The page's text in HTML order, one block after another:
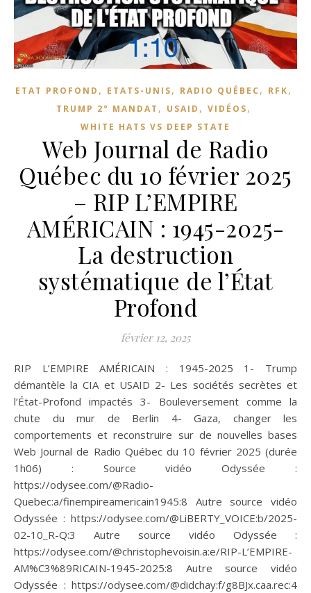
ETAT PROFOND , ETATS-UNIS, RADIO QUÉBEC , RFK,
TRUMP 2° MANDAT , USAID , VIDÉOS,
WHITE HATS VS DEEP STATE
Web Journal de Radio
Québec du 10 février 2025
– RIP L’EMPIRE
AMÉRICAIN : 1945-2025-
La destruction
systématique de l’État
Profond
février 12, 2025
RIP L’EMPIRE AMÉRICAIN : 1945-2025 1- Trump
démantèle la CIA et USAID 2- Les sociétés secrètes et
l’État-Profond impactés 3- Bouleversement comme la
chute du mur de Berlin 4- Gaza, changer les
comportements et reconstruire sur de nouvelles bases
Web Journal de Radio Québec du 10 février 2025 (durée
1h06) : Source vidéo Odyssée :
https://odysee.com/@Radio-
Quebec:a/finempireamericain1945:8 Autre source vidéo
Odyssée : https://odysee.com/@LiBERTY_VOICE:b/2025-
02-10_R-Q:3 Autre source vidéo Odyssée :
https://odysee.com/@christophevoisin.a:e/RIP-L’EMPIRE-
AM%C3%89RICAIN-1945-2025:8 Autre source vidéo
Odyssée : https://odysee.com/@didchay:f/g8BJx.caa.rec:4